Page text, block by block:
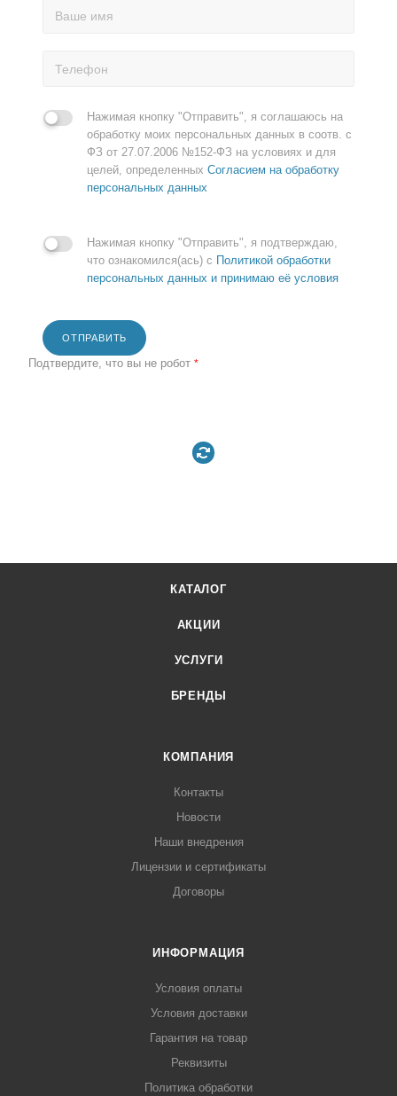
Нажимая кнопку "Отправить", я соглашаюсь на
обработку моих персональных данных в соотв. с
ФЗ от 27.07.2006 №152-ФЗ на условиях и для
целей, определенных Согласием на обработку
персональных данных
Нажимая кнопку "Отправить", я подтверждаю,
что ознакомился(ась) с Политикой обработки
персональных данных и принимаю её условия
ОТПРАВИТЬ
Подтвердите, что вы не робот *
КАТАЛОГ
АКЦИИ
УСЛУГИ
БРЕНДЫ
КОМПАНИЯ
Контакты
Новости
Наши внедрения
Лицензии и сертификаты
Договоры
ИНФОРМАЦИЯ
Условия оплаты
Условия доставки
Гарантия на товар
Реквизиты
Политика обработки